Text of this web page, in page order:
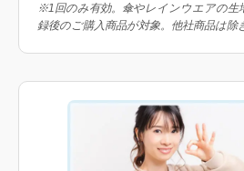
※1回のみ有効。傘やレインウエアの生
録後のご購入商品が対象。他社商品は除